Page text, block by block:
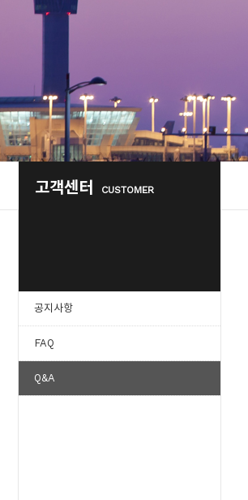
고객센터 CUSTOMER
공지사항
FAQ
Q&A